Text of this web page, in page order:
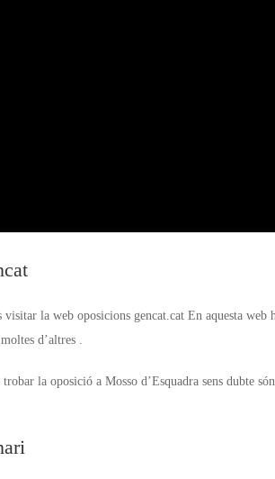
la web oposicions gencat.cat En aquesta web
d’altres .
la oposició a Mosso d’Esquadra sens dubte